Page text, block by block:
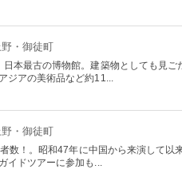
・御徒町
本最古の博物館。建築物としても見
ジアの美術品など約11...
・御徒町
数！。昭和47年に中国から来演して以
イドツアーに参加も...